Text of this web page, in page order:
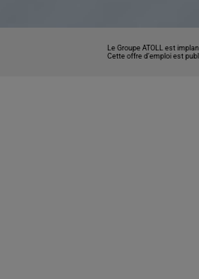
Le Groupe ATOLL est
Cette offre d’emploi est